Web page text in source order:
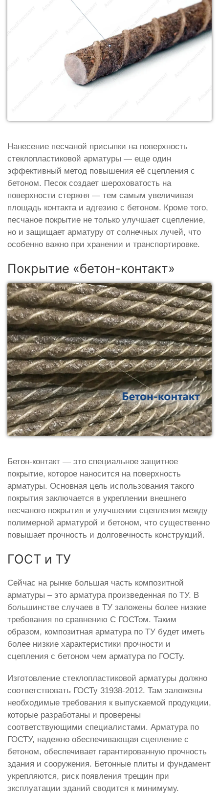
Нанесение песчаной присыпки на поверхность
стеклопластиковой арматуры — еще один
эффективный метод повышения её сцепления с
бетоном. Песок создает шероховатость на
поверхности стержня — тем самым увеличивая
площадь контакта и адгезию с бетоном. Кроме того,
песчаное покрытие не только улучшает сцепление,
но и защищает арматуру от солнечных лучей, что
особенно важно при хранении и транспортировке.
Покрытие «бетон-контакт»
Бетон-контакт — это специальное защитное
покрытие, которое наносится на поверхность
арматуры. Основная цель использования такого
покрытия заключается в укреплении внешнего
песчаного покрытия и улучшении сцепления между
полимерной арматурой и бетоном, что существенно
повышает прочность и долговечность конструкций.
ГОСТ и ТУ
Сейчас на рынке большая часть композитной
арматуры – это арматура произведенная по ТУ. В
большинстве случаев в ТУ заложены более низкие
требования по сравнению С ГОСТом. Таким
образом, композитная арматура по ТУ будет иметь
более низкие характеристики прочности и
сцепления с бетоном чем арматура по ГОСТу.
Изготовление стеклопластиковой арматуры должно
соответствовать ГОСТу 31938-2012. Там заложены
необходимые требования к выпускаемой продукции,
которые разработаны и проверены
соответствующими специалистами. Арматура по
ГОСТУ, надежно обеспечивающая сцепление с
бетоном, обеспечивает гарантированную прочность
здания и сооружения. Бетонные плиты и фундамент
укрепляются, риск появления трещин при
эксплуатации зданий сводится к минимуму.